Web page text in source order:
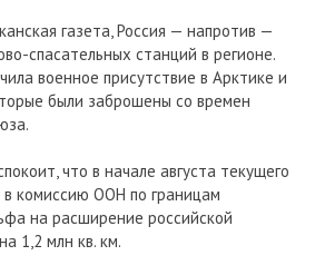
газета, Россия — напротив —
спасательных станций в регионе.
военное присутствие в Арктике и
были заброшены со времен
что в начале августа текущего
комиссию ООН по границам
на расширение российской
1,2 млн кв. км.